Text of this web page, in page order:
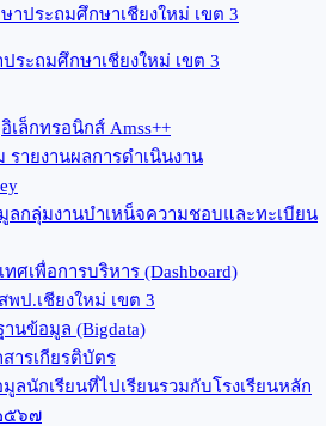
ระถมศึกษาเชียงใหม่ เขต 3
เล็กทรอนิกส์ Amss++
รายงานผลการดำเนินงาน
ลกลุ่มงานบำเหน็จความชอบและทะเบียน
ศเพื่อการบริหาร (Dashboard)
พป.เชียงใหม่ เขต 3
นข้อมูล (Bigdata)
ารเกียรติบัตร
ลนักเรียนที่ไปเรียนรวมกับโรงเรียนหลัก
๕๖๗